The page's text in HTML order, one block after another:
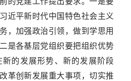
近平新时代中国特色社会主义
，加强政治引领，做到学思用
是各基层党组织要把组织优势
的发展形势、新的发展阶段
革创新发展重大事项，切实推